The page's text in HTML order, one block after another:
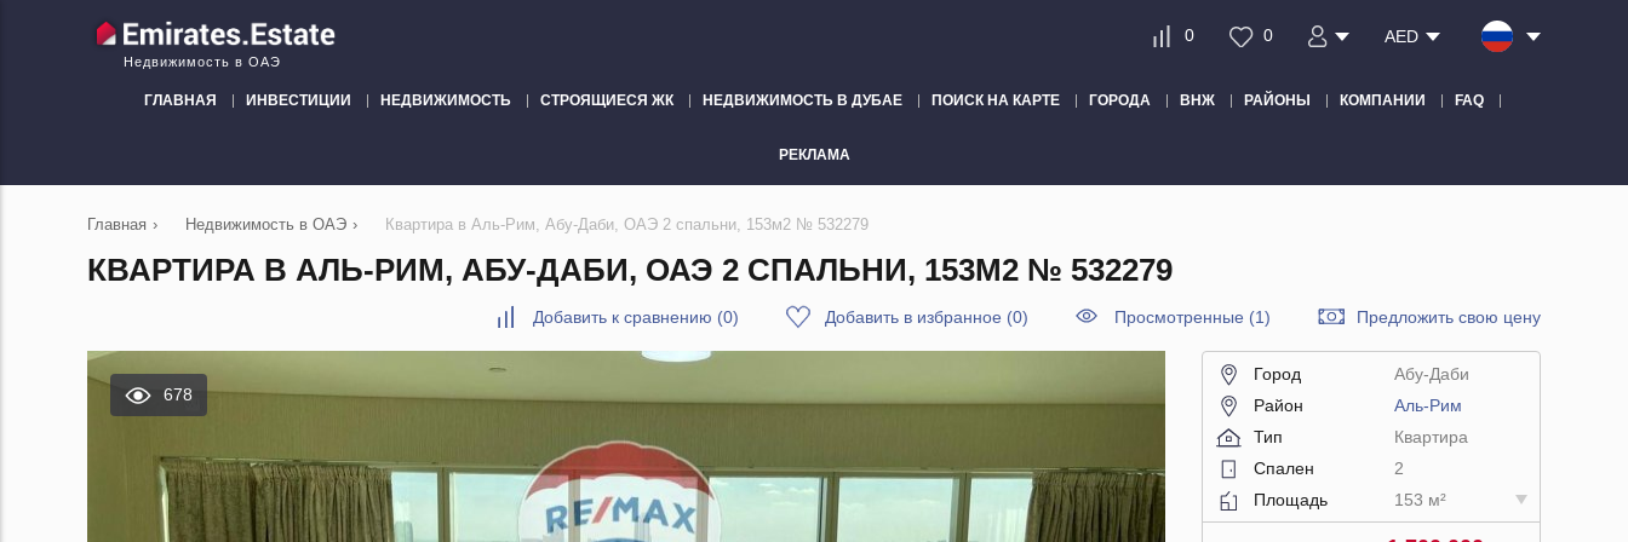
Недвижимость в ОАЭ
0 0 AED
ГЛАВНАЯ ИНВЕСТИЦИИ НЕДВИЖИМОСТЬ СТРОЯЩИЕСЯ ЖК НЕДВИЖИМОСТЬ В ДУБАЕ ПОИСК НА КАРТЕ ГОРОДА ВНЖ РАЙОНЫ КОМПАНИИ FAQ
РЕКЛАМА
Главная › Недвижимость в ОАЭ › Квартира в Аль-Рим, Абу-Даби, ОАЭ 2 спальни, 153м2 № 532279
КВАРТИРА В АЛЬ-РИМ, АБУ-ДАБИ, ОАЭ 2 СПАЛЬНИ, 153М2 № 532279
Добавить к сравнению (0) Добавить в избранное (0) Просмотренные (1) Предложить свою цену
678
Город
Абу-Даби
Район
Аль-Рим
Тип
Квартира
Спален
2
Площадь
153 м²